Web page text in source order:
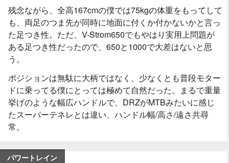
残念ながら、全高167cmの僕では75kgの体重をもってして
も、両足のつま先が同時に地面に付くか付かないかと言っ
た足つき性。ただ、V-Strom650でもやはり実用上問題が
ある足つき性だったので、650と1000で大差はないと思
う。
ポジションは無駄に大柄ではなく、少なくとも普段モター
ドに乗ってる僕にとっては極めて自然だった。まるで重量
挙げのような幅広ハンドルで、DRZがMTBみたいに感じ
たスーパーテネレとは違い、ハンドル幅/高さ/遠さ共尋
常。
パワートレイン